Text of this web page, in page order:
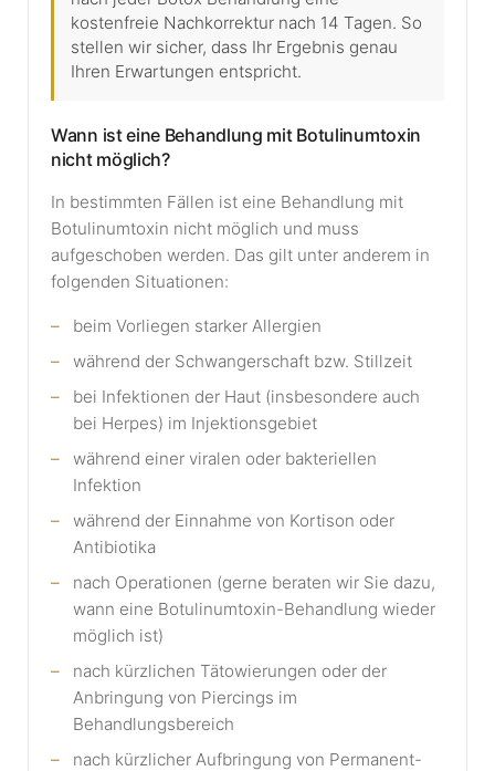
kostenfreie Nachkorrektur nach 14 Tagen. So
stellen wir sicher, dass Ihr Ergebnis genau
Ihren Erwartungen entspricht.
Wann ist eine Behandlung mit Botulinumtoxin
nicht möglich?
In bestimmten Fällen ist eine Behandlung mit
Botulinumtoxin nicht möglich und muss
aufgeschoben werden. Das gilt unter anderem in
folgenden Situationen:
beim Vorliegen starker Allergien
während der Schwangerschaft bzw. Stillzeit
bei Infektionen der Haut (insbesondere auch
bei Herpes) im Injektionsgebiet
während einer viralen oder bakteriellen
Infektion
während der Einnahme von Kortison oder
Antibiotika
nach Operationen (gerne beraten wir Sie dazu,
wann eine Botulinumtoxin-Behandlung wieder
möglich ist)
nach kürzlichen Tätowierungen oder der
Anbringung von Piercings im
Behandlungsbereich
nach kürzlicher Aufbringung von Permanent-